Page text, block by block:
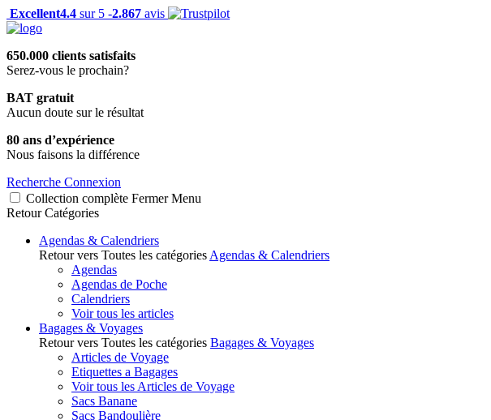
Excellent4.4 sur 5 -2.867 avis
650.000 clients satisfaits
Serez-vous le prochain?
BAT gratuit
Aucun doute sur le résultat
80 ans d’expérience
Nous faisons la différence
Recherche Connexion
Collection complète Fermer Menu
Retour Catégories
Agendas & Calendriers
Retour vers Toutes les catégories Agendas & Calendriers
Agendas
Agendas de Poche
Calendriers
Voir tous les articles
Bagages & Voyages
Retour vers Toutes les catégories Bagages & Voyages
Articles de Voyage
Etiquettes a Bagages
Voir tous les Articles de Voyage
Sacs Banane
Sacs Bandoulière